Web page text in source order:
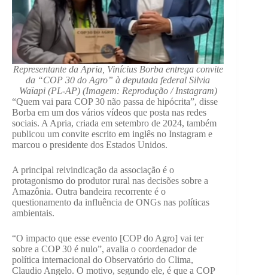
Representante da Apria, Vinícius Borba entrega convite
da “COP 30 do Agro” à deputada federal Silvia
Waïapi (PL-AP) (Imagem: Reprodução / Instagram)
“Quem vai para COP 30 não passa de hipócrita”, disse
Borba em um dos vários vídeos que posta nas redes
sociais. A Apria, criada em setembro de 2024, também
publicou um convite escrito em inglês no Instagram e
marcou o presidente dos Estados Unidos.
A principal reivindicação da associação é o
protagonismo do produtor rural nas decisões sobre a
Amazônia. Outra bandeira recorrente é o
questionamento da influência de ONGs nas políticas
ambientais.
“O impacto que esse evento [COP do Agro] vai ter
sobre a COP 30 é nulo”, avalia o coordenador de
política internacional do Observatório do Clima,
Claudio Angelo. O motivo, segundo ele, é que a COP